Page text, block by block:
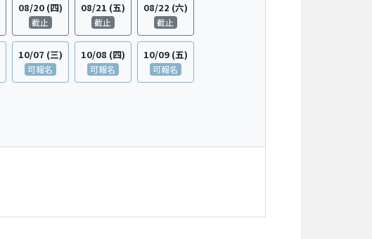
08/20 (四)
截止
08/21 (五)
截止
08/22 (六)
截止
10/07 (三)
可報名
10/08 (四)
可報名
10/09 (五)
可報名